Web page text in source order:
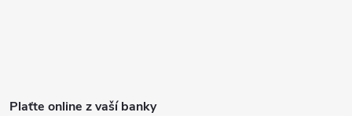
Plaťte online z vaší banky